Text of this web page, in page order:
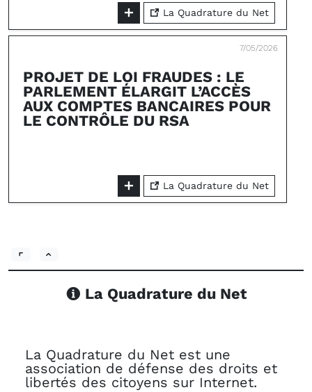
La Quadrature du Net
7/05/2026
PROJET DE LOI FRAUDES : LE
PARLEMENT ÉLARGIT L’ACCÈS
AUX COMPTES BANCAIRES POUR
LE CONTRÔLE DU RSA
La Quadrature du Net
La Quadrature du Net
La Quadrature du Net est une
association de défense des droits et
libertés des citoyens sur Internet.